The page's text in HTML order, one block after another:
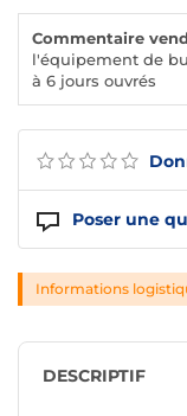
Poser une
Commentaire
l'équipement de
à 6 jours ouvrés
Informations
DESCRIPTIF